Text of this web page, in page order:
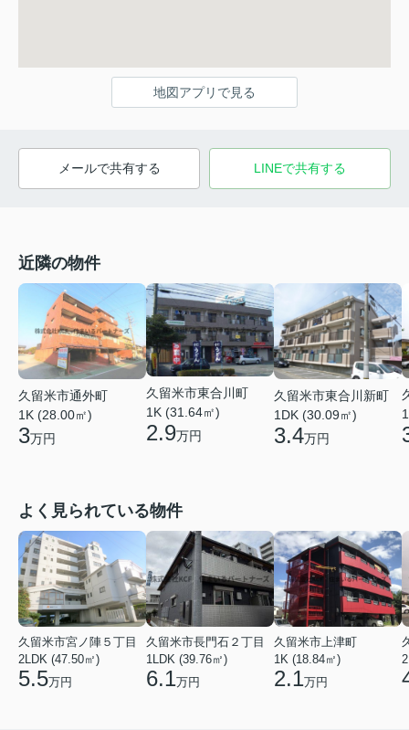
地図アプリで見る
メールで共有する LINEで共有する
近隣の物件
久留米市通外町
1K (28.00㎡)
3万円
久留米市東合川町
1K (31.64㎡)
2.9万円
久留米市東合川新町
1DK (30.09㎡)
3.4万円
よく見られている物件
久留米市宮ノ陣５丁目
2LDK (47.50㎡)
5.5万円
久留米市長門石２丁目
1LDK (39.76㎡)
6.1万円
久留米市上津町
1K (18.84㎡)
2.1万円